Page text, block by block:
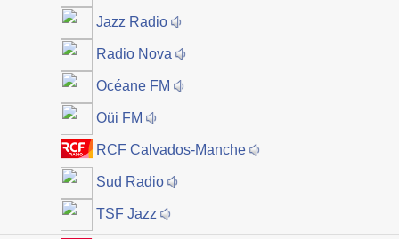
Jazz Radio
Radio Nova
Océane FM
Oüi FM
RCF Calvados-Manche
Sud Radio
TSF Jazz